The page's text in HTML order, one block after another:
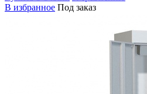
В избранное Под заказ